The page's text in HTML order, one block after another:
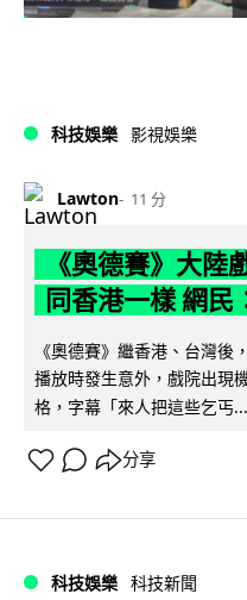
科技娛樂 影視娛樂
Lawton 11 分
《奧德賽》大陸
同香港一樣 網民
《奧德賽》繼香港、台灣
播放時發生意外，戲院出現
格，字幕「來人把這些乞丐...
分享
科技娛樂 科技新聞